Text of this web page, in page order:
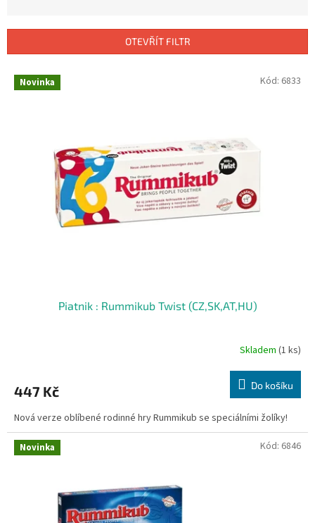
r
OTEVŘÍT FILTR
V Novinka
Piatnik : Rummikub Twist (CZ,SK,AT,HU)
Skladem (1 ks)
447 Kč Do košíku
Nová verze oblíbené rodinné hry Rummikub se speciálními žolíky!
Kód: 6833
Novinka Kód: 6846